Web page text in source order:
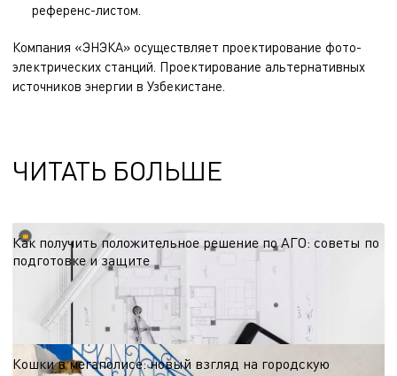
референс-листом.
Компания «ЭНЭКА» осуществляет проектирование фото-
электрических станций Проектирование альтернативных
источников энергии в Узбекистане.
ЧИТАТЬ БОЛЬШЕ
Как получить положительное решение по АГО: советы по
подготовке и защите
Согласование архитектурно-градостроительного облика — этап, от которого
зависят сроки старта проекта. Делимся рекомендациями по подготовке к
процедуре с учётом региональных требований и эффективной коммуникации
с администрацией.
15.06.2026
Кошки в мегаполисе: новый взгляд на городскую